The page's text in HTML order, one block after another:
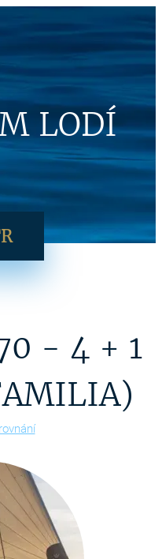
LODÍ
- 4 + 1